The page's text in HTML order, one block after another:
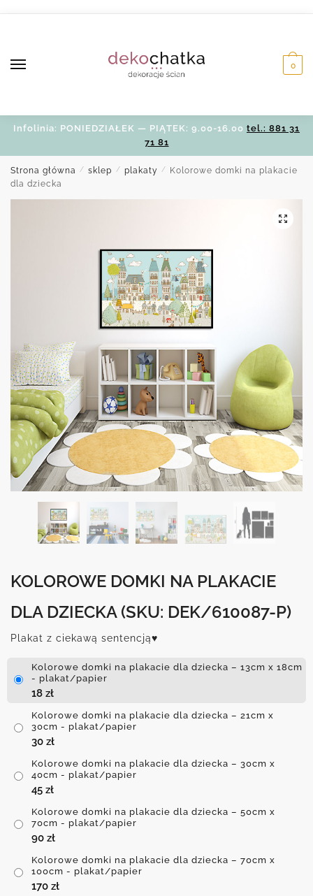
0
Infolinia: PONIEDZIAŁEK — PIĄTEK: 9.00-16.00 tel.: 881 31
71 81
Strona główna / sklep / plakaty /
Kolorowe domki na plakacie
dla dziecka
KOLOROWE DOMKI NA PLAKACIE
DLA DZIECKA (SKU: DEK/610087-P)
Plakat z ciekawą sentencją♥
Kolorowe domki na plakacie dla dziecka – 13cm x 18cm
- plakat/papier
18 zł
Kolorowe domki na plakacie dla dziecka – 21cm x
30cm - plakat/papier
30 zł
Kolorowe domki na plakacie dla dziecka – 30cm x
40cm - plakat/papier
45 zł
Kolorowe domki na plakacie dla dziecka – 50cm x
70cm - plakat/papier
90 zł
Kolorowe domki na plakacie dla dziecka – 70cm x
100cm - plakat/papier
170 zł